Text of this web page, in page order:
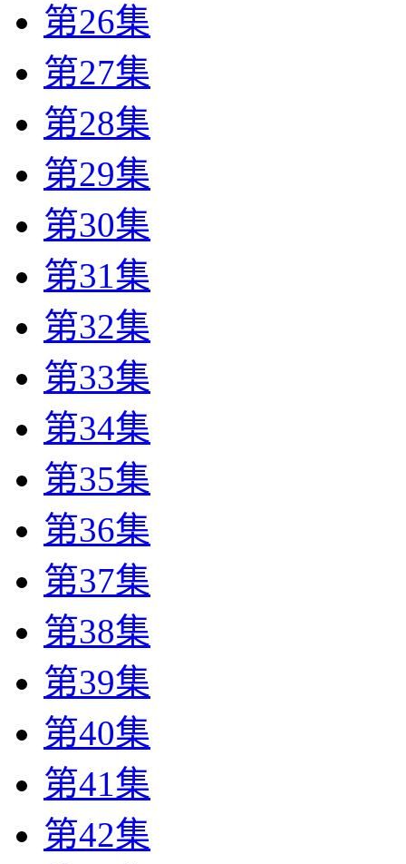
第26集
第27集
第28集
第29集
第30集
第31集
第32集
第33集
第34集
第35集
第36集
第37集
第38集
第39集
第40集
第41集
第42集